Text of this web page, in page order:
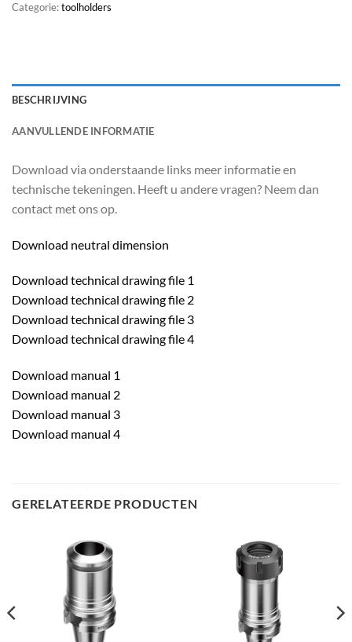
Categorie:toolholders
BESCHRIJVING
AANVULLENDE INFORMATIE
Download via onderstaande links meer informatie en
technische tekeningen. Heeft u andere vragen? Neem dan
contact met ons op.
Download neutral dimension
Download technical drawing file 1
Download technical drawing file 2
Download technical drawing file 3
Download technical drawing file 4
Download manual 1
Download manual 2
Download manual 3
Download manual 4
GERELATEERDE PRODUCTEN